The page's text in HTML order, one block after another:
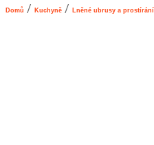
Domů / Kuchyně / Lněné ubrusy a prostírání